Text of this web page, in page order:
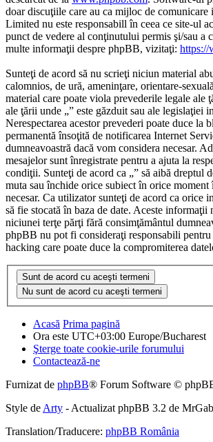
doar discuţiile care au ca mijloc de
Limited nu este responsabill în ceea ce site-ul
punct de vedere al conţinutului permis şi/sau a
multe informaţii despre phpBB, vizitaţi: https://
Sunteţi de acord să nu scrieţi niciun material
calomnios, de ură, ameninţare, orientare-
material care poate viola prevederile legale ale
ale ţării unde „” este găzduit sau ale legislaţiei
Nerespectarea acestor prevederi poate duce la
permanentă însoţită de notificarea Internet
dumneavoastră dacă vom considera necesar.
mesajelor sunt înregistrate pentru a ajuta la
condiţii. Sunteţi de acord ca „” să aibă dreptul
muta sau închide orice subiect în orice moment
necesar. Ca utilizator sunteţi de acord ca orice
să fie stocată în baza de date. Aceste
niciunei terţe părţi fără consimţământul
phpBB nu pot fi consideraţi responsabili pentru
hacking care poate duce la compromiterea
Acasă Prima pagină
Ora este UTC+03:00 Europe/Bucharest
Şterge toate cookie-urile forumului
Contactează-ne
Furnizat de phpBB® Forum Software ©
Style deArty - Actualizat phpBB 3.2 de
Translation/Traducere: phpBB România